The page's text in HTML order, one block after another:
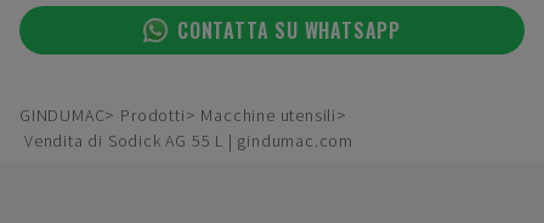
CONTATTA SU WHATSAPP
GINDUMAC Prodotti
Macchine utensili
Vendita di Sodick AG 55 L | gindumac.com